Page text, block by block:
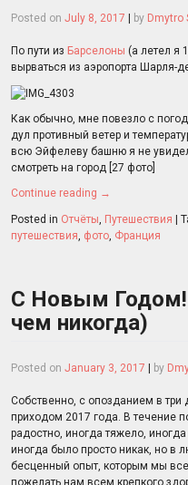
Posted on July 8, 2017 | by Dmytro
По пути из Барселоны (а летел я
вырваться из аэропорта Шарля-
Как обычно, мне повезло с
дул противный ветер и
всю Эйфелеву башню я не
смотреть на город [27 фото]
Continue reading →
Posted in Отчёты Путешествия |
путешествия фото Франция
С Новым Годом!
чем никогда)
Posted on January 3, 2017 | by
Собственно, с опозданием в три
приходом 2017 года. В течение
радостно, иногда тяжело,
иногда было просто никак, но в
бесценный опыт, которым мы
пожелать нам всем крепкого